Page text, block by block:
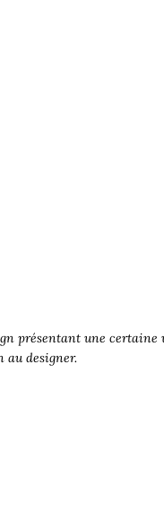
présentant une certaine
au designer.